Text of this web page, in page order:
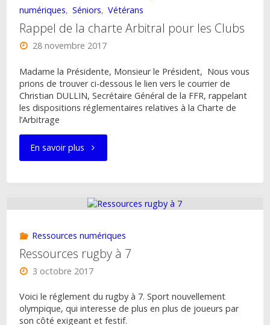
numériques, Séniors, Vétérans
Rappel de la charte Arbitral pour les Clubs
28 novembre 2017
Madame la Présidente, Monsieur le Président, Nous vous
prions de trouver ci-dessous le lien vers le courrier de
Christian DULLIN, Secrétaire Général de la FFR, rappelant
les dispositions réglementaires relatives à la Charte de
l’Arbitrage
En savoir plus"Rappel
la
Arbitral
pour
les
Ressources numériques
Ressources rugby à 7
3 octobre 2017
Voici le réglement du rugby à 7. Sport nouvellement
olympique, qui interesse de plus en plus de joueurs par
son côté exigeant et festif.